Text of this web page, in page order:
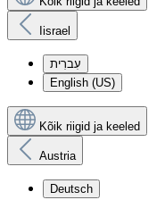
Iisrael
עִברִית
English (US)
Kõik riigid ja keeled
Austria
Deutsch